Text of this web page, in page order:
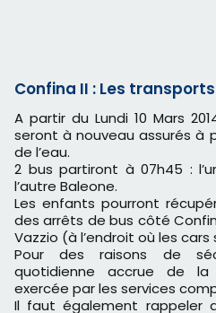
Confina II : Les
A partir du Lundi 10 Mars 2014 les transports scolaires
seront à nouveau assurésà
de l’eau.
2 bus partiront à 07h45 :
l’autre Baleone.
Les enfants pourront
des arrêts de bus côté
Vazzio (à l’endroit où les cars
Pour des raisons de
quotidienne accrue de
exercée par les services
Il faut également rappeler